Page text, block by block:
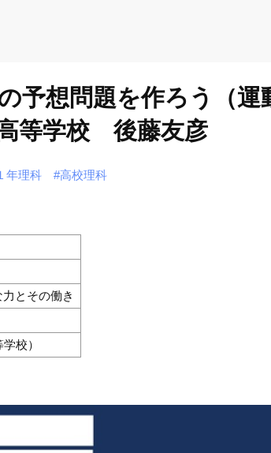
想問題を作ろう（運
等学校 後藤友彦
年理科 #高校理科
とその働き
校）